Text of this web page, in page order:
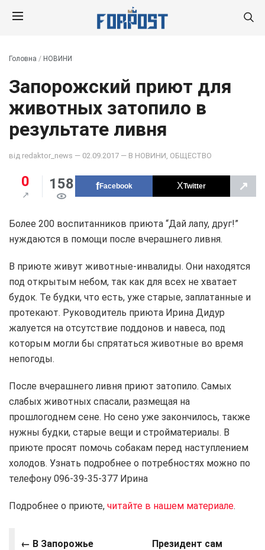
Головна / НОВИНИ
Запорожский приют для
животных затопило в
результате ливня
від redaktor_news — 02.09.2017 — В НОВИНИ ОБЩЕСТВО
0 158 Facebook Twitter ↗
Более 200 воспитанников приюта “Дай лапу, друг!”
нуждаются в помощи после вчерашнего ливня.
В приюте живут животные-инвалиды. Они находятся
под открытым небом, так как для всех не хватает
будок. Те будки, что есть, уже старые, заплатанные и
протекают. Руководитель приюта Ирина Дидур
жалуется на отсутствие поддонов и навеса, под
которым могли бы спрятаться животные во время
непогоды.
После вчерашнего ливня приют затопило. Самых
слабых животных спасали, размещая на
прошлогоднем сене. Но сено уже закончилось, также
нужны будки, старые вещи и стройматериалы. В
приюте просят помочь собакам перед наступлением
холодов. Узнать подробнее о потребностях можно по
телефону 096-39-35-377 Ирина
Подробнее о приюте, читайте в нашем материале.
← В Запорожье
Президент сам